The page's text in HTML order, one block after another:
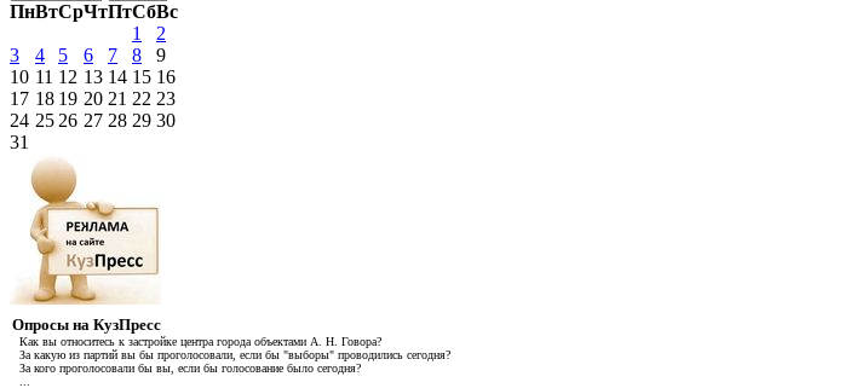
ПнВтСрЧтПтСбВс
1
2
3
4 5 6 7 8
9
10 11 12 13 14 15 16
17 18 19 20 21 22 23
24 25 26 27 28 29 30
31
Опросы на КузПресс
Как вы относитесь к застройке центра города объектами А. Н. Говора?
За какую из партий вы бы проголосовали, если бы "выборы" проводились сегодня?
За кого проголосовали бы вы, если бы голосование было сегодня?